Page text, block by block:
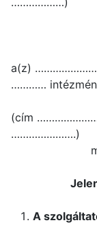
a(z)
…………
(cím
………………….)
A